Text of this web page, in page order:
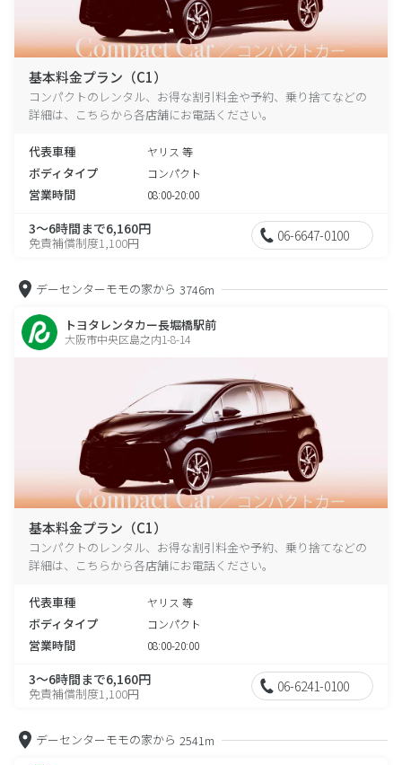
基本料金プラン（C1）
コンパクトのレンタル、お得な割引料金や予約、乗り捨てなどの
詳細は、こちらから各店舗にお電話ください。
代表車種 ヤリス 等
ボディタイプ コンパクト
営業時間 08:00-20:00
3～6時間まで6,160円
免責補償制度1,100円 06-6647-0100
デーセンターモモの家から 3746m
トヨタレンタカー長堀橋駅前
大阪市中央区島之内1-8-14
基本料金プラン（C1）
コンパクトのレンタル、お得な割引料金や予約、乗り捨てなどの
詳細は、こちらから各店舗にお電話ください。
代表車種 ヤリス 等
ボディタイプ コンパクト
営業時間 08:00-20:00
3～6時間まで6,160円
免責補償制度1,100円 06-6241-0100
デーセンターモモの家から 2541m